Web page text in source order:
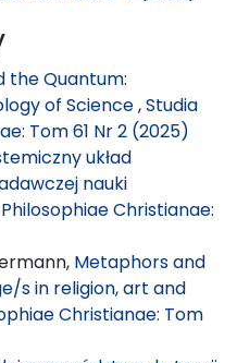
the Quantum:
of Science,Studia
Tom 61 Nr 2 (2025)
układ
nauki
Christianae:
Metaphors and
s in religion, art and
Christianae: Tom